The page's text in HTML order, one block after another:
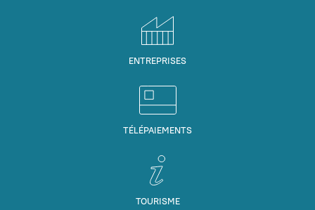
ENTREPRISES
TÉLÉPAIEMENTS
TOURISME